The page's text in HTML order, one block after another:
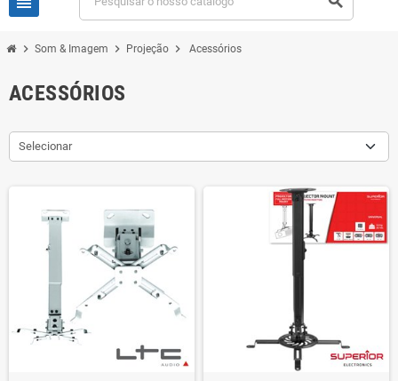
chevron_right Som & Imagem chevron_right Projeção chevron_right Acessórios
ACESSÓRIOS
Selecionar